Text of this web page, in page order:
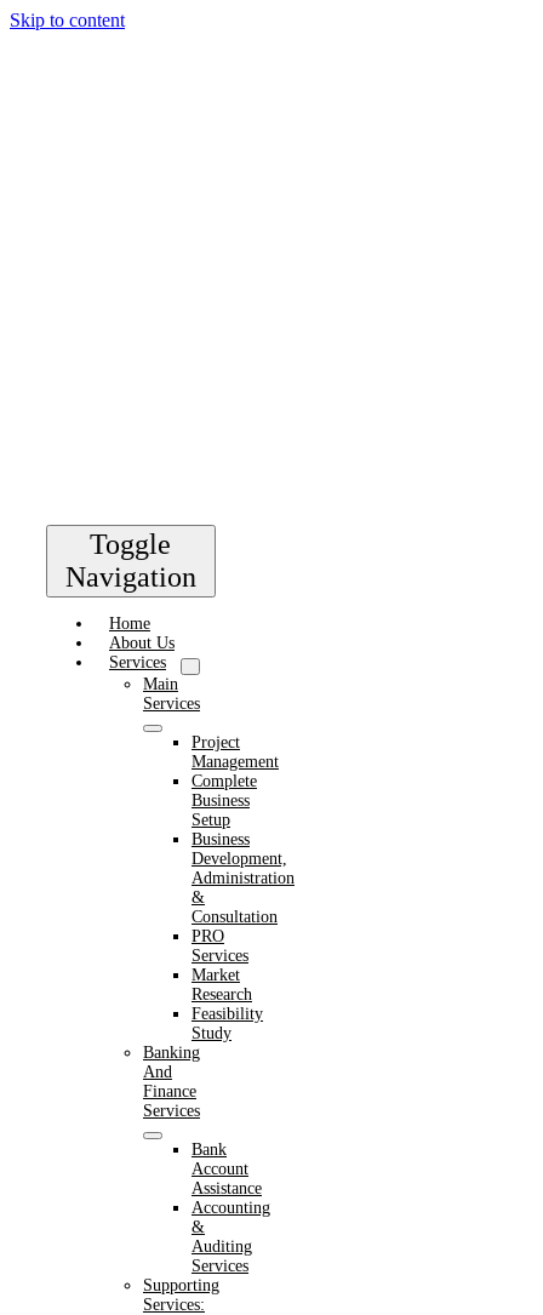
Skip to content
Toggle
Navigation
Home
About Us
Services
Main
Services
Project
Management
Complete
Business
Setup
Business
Development,
Administration
&
Consultation
PRO
Services
Market
Research
Feasibility
Study
Banking
And
Finance
Services
Bank
Account
Assistance
Accounting
&
Auditing
Services
Supporting
Services: